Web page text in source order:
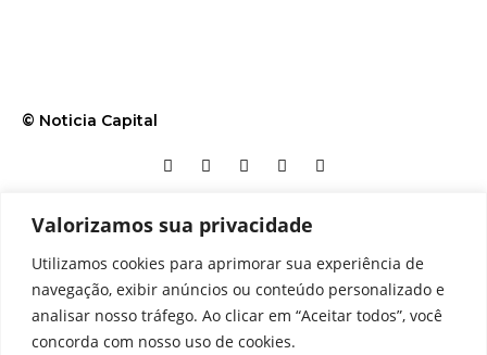
Valorizamos sua privacidade
Utilizamos cookies para aprimorar sua experiência de
navegação, exibir anúncios ou conteúdo personalizado e
analisar nosso tráfego. Ao clicar em “Aceitar todos”, você
concorda com nosso uso de cookies.
© Noticia Capital
Contato Home Aviso legal Configurações de cookies
Equipe Perfil Política de cookies Serviços